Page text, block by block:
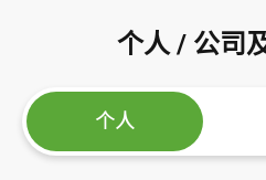
个人 / 公司
个人